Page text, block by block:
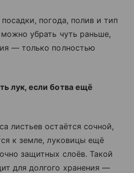
погода, полив и тип
убрать чуть раньше,
— только полностью
лук, если ботва ещё
листьев остаётся сочной,
к земле, луковицы ещё
защитных слоёв. Такой
для долгого хранения —